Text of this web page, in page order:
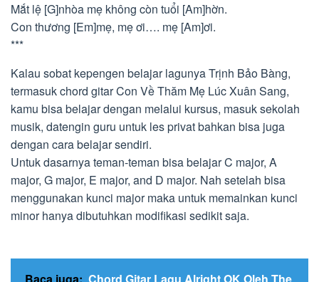
Mắt lệ [G]nhòa mẹ không còn tuổi [Am]hờn.
Con thương [Em]mẹ, mẹ ơi…. mẹ [Am]ơi.
***
Kalau sobat kepengen belajar lagunya Trịnh Bảo Bàng,
termasuk chord gitar Con Về Thăm Mẹ Lúc Xuân Sang,
kamu bisa belajar dengan melalui kursus, masuk sekolah
musik, datengin guru untuk les privat bahkan bisa juga
dengan cara belajar sendiri.
Untuk dasarnya teman-teman bisa belajar C major, A
major, G major, E major, and D major. Nah setelah bisa
menggunakan kunci major maka untuk memainkan kunci
minor hanya dibutuhkan modifikasi sedikit saja.